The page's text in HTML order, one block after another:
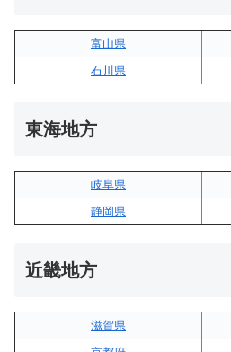
富山県
石川県
東海地方
岐阜県
静岡県
近畿地方
滋賀県